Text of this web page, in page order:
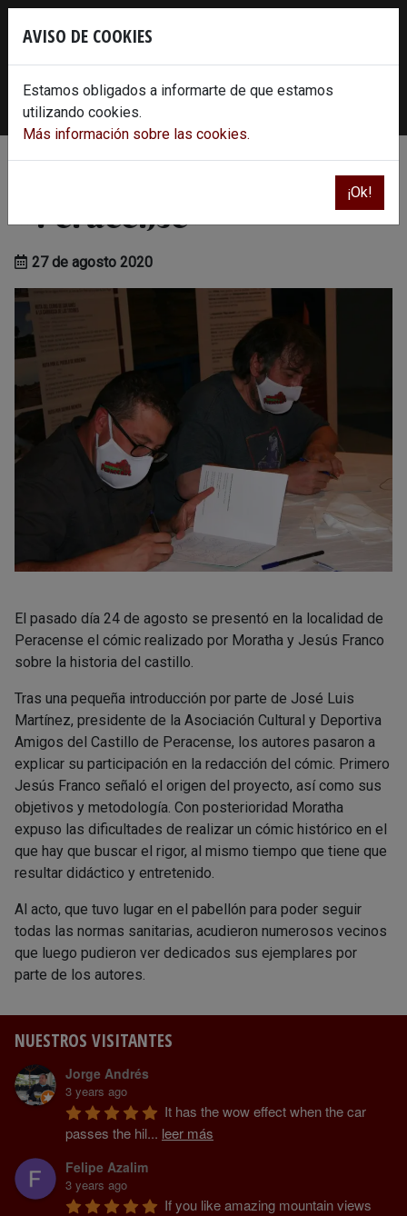
Skip
620 86 30 78
info@castillodeperacense.es
InstagramFacebook
Presentación del comic
«Peracense»
27 de agosto 2020
El pasado día 24 de agosto se presentó en la localidad de
Peracense el cómic realizado por Moratha y Jesús Franco
sobre la historia del castillo.
Tras una pequeña introducción por parte de José Luis
Martínez, presidente de la Asociación Cultural y Deportiva
Amigos del Castillo de Peracense, los autores pasaron a
explicar su participación en la redacción del cómic. Primero
Jesús Franco señaló el origen del proyecto, así como sus
objetivos y metodología. Con posterioridad Moratha
expuso las dificultades de realizar un cómic histórico en el
que hay que buscar el rigor, al mismo tiempo que tiene que
resultar didáctico y entretenido.
Al acto, que tuvo lugar en el pabellón para poder seguir
todas las normas sanitarias, acudieron numerosos vecinos
que luego pudieron ver dedicados sus ejemplares por
parte de los autores.
NUESTROS VISITANTES
Jorge Andrés
3 years ago
It has the wow effect when the car
passes the hil... leer más
Felipe Azalim
3 years ago
If you like amazing mountain views
AVISO DE COOKIES
Estamos obligados a informarte de que estamos
utilizando cookies.
Más información sobre las cookies.
¡Ok!